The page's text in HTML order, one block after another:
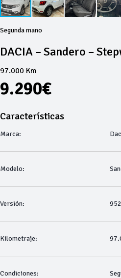
Segunda mano
DACIA – Sandero –
97.000 Km
9.290€
Características
Marca:
Modelo:
Versión:
Kilometraje:
Condiciones: